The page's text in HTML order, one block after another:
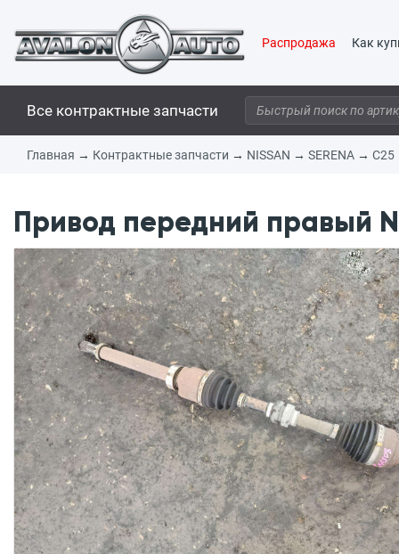
Распродажа Как
Все контрактные запчасти
Главная → Контрактные запчасти → NISSAN → SERENA → C25
Привод передний правый